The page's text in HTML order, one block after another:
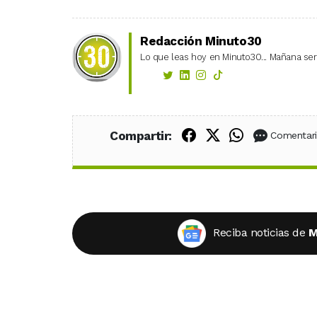
Redacción Minuto30
Lo que leas hoy en Minuto30... Mañana
Compartir: Compartir en
Compartir en
Compartir
Reciba noticias de